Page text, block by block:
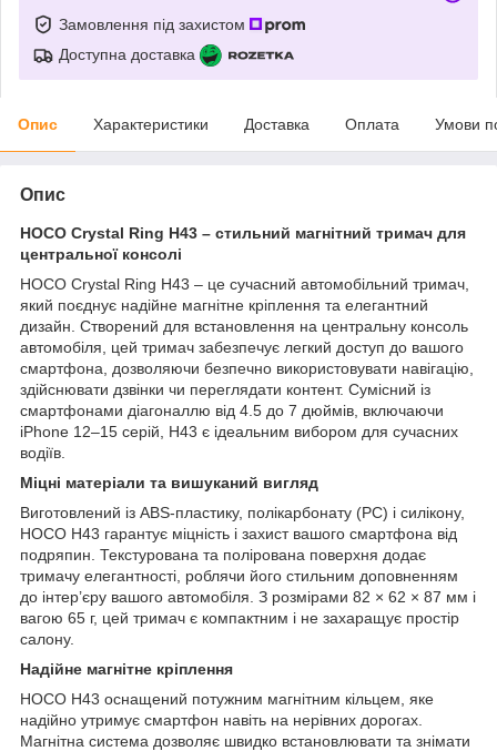
Замовлення під захистом
Доступна доставка
Опис Характеристики Доставка Оплата Умови
Опис
HOCO Crystal Ring H43 – стильний магнітний тримач для
центральної консолі
HOCO Crystal Ring H43 – це сучасний автомобільний тримач,
який поєднує надійне магнітне кріплення та елегантний
дизайн. Створений для встановлення на центральну консоль
автомобіля, цей тримач забезпечує легкий доступ до вашого
смартфона, дозволяючи безпечно використовувати навігацію,
здійснювати дзвінки чи переглядати контент. Сумісний із
смартфонами діагоналлю від 4.5 до 7 дюймів, включаючи
iPhone 12–15 серій, H43 є ідеальним вибором для сучасних
водіїв.
Міцні матеріали та вишуканий вигляд
Виготовлений із ABS-пластику, полікарбонату (PC) і силікону,
HOCO H43 гарантує міцність і захист вашого смартфона від
подряпин. Текстурована та полірована поверхня додає
тримачу елегантності, роблячи його стильним доповненням
до інтер’єру вашого автомобіля. З розмірами 82 × 62 × 87 мм і
вагою 65 г, цей тримач є компактним і не захаращує простір
салону.
Надійне магнітне кріплення
HOCO H43 оснащений потужним магнітним кільцем, яке
надійно утримує смартфон навіть на нерівних дорогах.
Магнітна система дозволяє швидко встановлювати та знімати